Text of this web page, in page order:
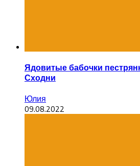
Ядовитые бабочки
Сходни
Юлия
09.08.2022